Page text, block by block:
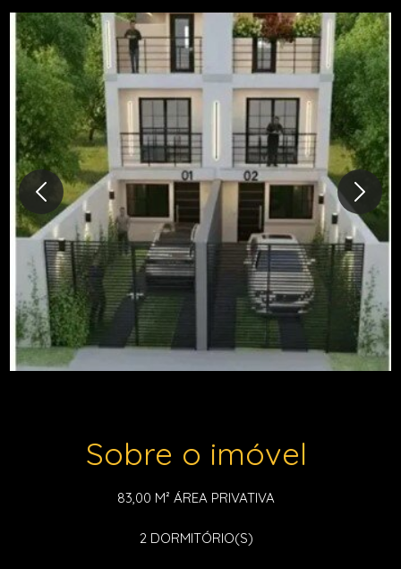
Sobre o imóvel
83,00 M² ÁREA PRIVATIVA
2DORMITÓRIO(S)